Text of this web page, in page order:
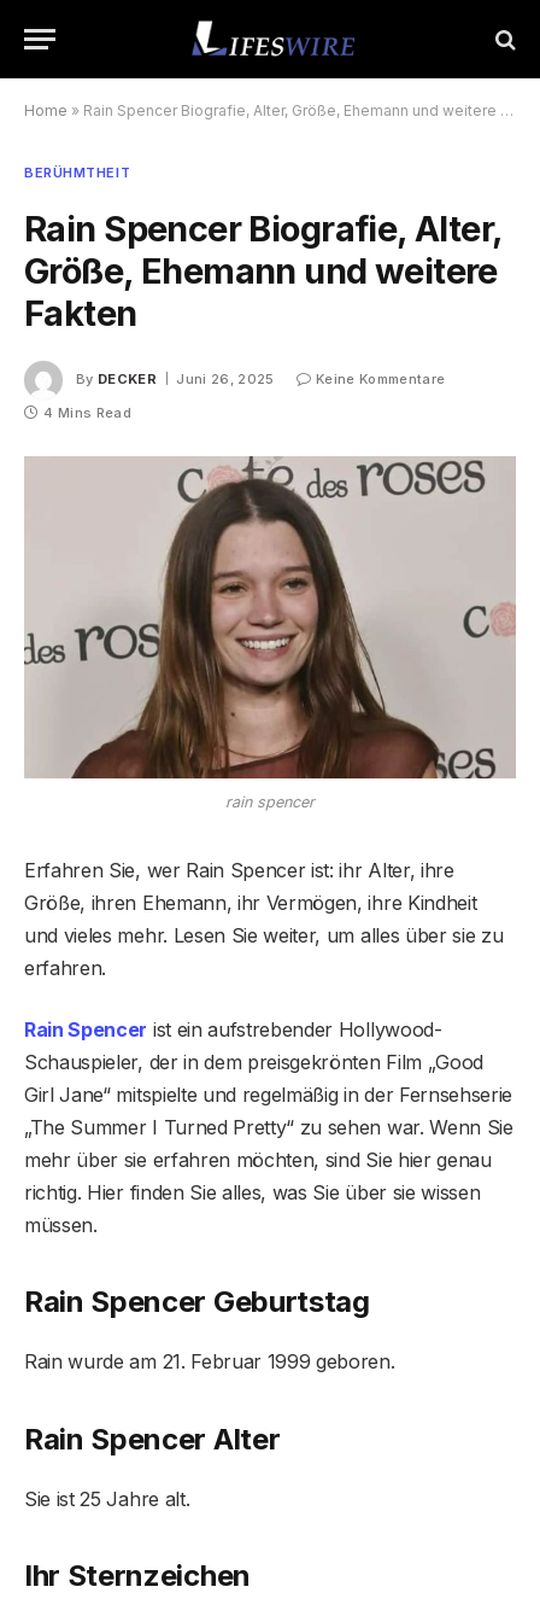
Home » Rain Spencer Biografie, Alter, Größe, Ehemann und weitere Fakten
BERÜHMTHEIT
Rain Spencer Biografie, Alter,
Größe, Ehemann und weitere
Fakten
By DECKER Juni 26, 2025
Keine Kommentare
4 Mins Read
rain spencer
Erfahren Sie, wer Rain Spencer ist: ihr Alter, ihre
Größe, ihren Ehemann, ihr Vermögen, ihre Kindheit
und vieles mehr. Lesen Sie weiter, um alles über sie zu
erfahren.
Rain Spencer ist ein aufstrebender Hollywood-
Schauspieler, der in dem preisgekrönten Film „Good
Girl Jane“ mitspielte und regelmäßig in der Fernsehserie
„The Summer I Turned Pretty“ zu sehen war. Wenn Sie
mehr über sie erfahren möchten, sind Sie hier genau
richtig. Hier finden Sie alles, was Sie über sie wissen
müssen.
Rain Spencer Geburtstag
Rain wurde am 21. Februar 1999 geboren.
Rain Spencer Alter
Sie ist 25 Jahre alt.
Ihr Sternzeichen